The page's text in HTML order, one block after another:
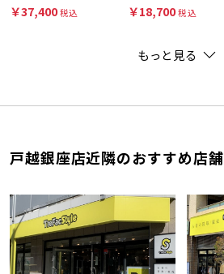
￥37,400税込 ￥18,700税込
もっと見る
戸越銀座店近隣のおすすめ店舗